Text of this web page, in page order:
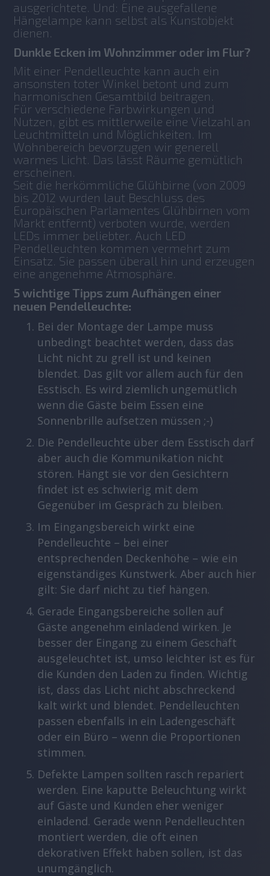
ausgerichtete. Und: Eine ausgefallene
Hängelampe kann selbst als Kunstobjekt
dienen.
Dunkle Ecken im Wohnzimmer oder im Flur?
Mit einer Pendelleuchte kann auch ein
ansonsten toter Winkel betont und zum
harmonischen Gesamtbild beitragen.
Für verschiedene Farbwirkungen und
Nutzen, gibt es mittlerweile eine Vielzahl an
Leuchtmitteln und Möglichkeiten. Im
Wohnbereich bevorzugen wir generell
warmes Licht. Das lässt Räume gemütlich
erscheinen.
Seit die herkömmliche Glühbirne (von 2009
bis 2012 wurden laut Beschluss des
Europäischen Parlamentes Glühbirnen vom
Markt entfernt) verboten wurde, werden
LEDs immer beliebter. Auch LED
Pendelleuchten kommen vermehrt zum
Einsatz. Sie passen überall hin und erzeugen
eine angenehme Atmosphäre.
5 wichtige Tipps zum Aufhängen einer
neuen Pendelleuchte:
Bei der Montage der Lampe muss
unbedingt beachtet werden, dass das
Licht nicht zu grell ist und keinen
blendet. Das gilt vor allem auch für den
Esstisch. Es wird ziemlich ungemütlich
wenn die Gäste beim Essen eine
Sonnenbrille aufsetzen müssen ;-)
Die Pendelleuchte über dem Esstisch darf
aber auch die Kommunikation nicht
stören. Hängt sie vor den Gesichtern
findet ist es schwierig mit dem
Gegenüber im Gespräch zu bleiben.
Im Eingangsbereich wirkt eine
Pendelleuchte – bei einer
entsprechenden Deckenhöhe – wie ein
eigenständiges Kunstwerk. Aber auch hier
gilt: Sie darf nicht zu tief hängen.
Gerade Eingangsbereiche sollen auf
Gäste angenehm einladend wirken. Je
besser der Eingang zu einem Geschäft
ausgeleuchtet ist, umso leichter ist es für
die Kunden den Laden zu finden. Wichtig
ist, dass das Licht nicht abschreckend
kalt wirkt und blendet. Pendelleuchten
passen ebenfalls in ein Ladengeschäft
oder ein Büro – wenn die Proportionen
stimmen.
Defekte Lampen sollten rasch repariert
werden. Eine kaputte Beleuchtung wirkt
auf Gäste und Kunden eher weniger
einladend. Gerade wenn Pendelleuchten
montiert werden, die oft einen
dekorativen Effekt haben sollen, ist das
unumgänglich.